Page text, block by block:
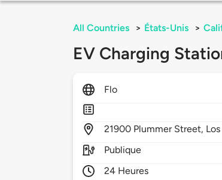
All Countries > États-Unis >
EV Charging
Flo
21900 Plummer Street,
Publique
24 Heures